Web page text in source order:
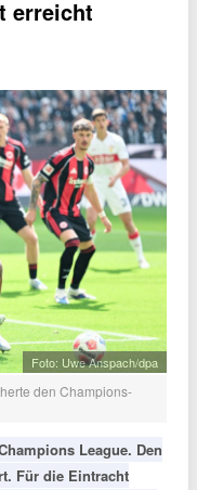
erreicht
Foto: Uwe Anspach/dpa
den Champions-
League. Den
Für die Eintracht